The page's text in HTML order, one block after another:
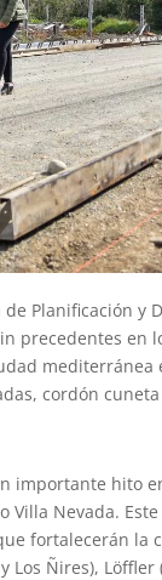
Planificación y
precedentes en
mediterránea
cordón cuneta
importante hito
Nevada.
fortalecerán la
Ñires), Löffler